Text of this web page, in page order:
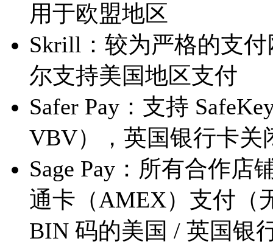
用于欧盟地区
Skrill：较为严格的支
尔支持美国地区支付
Safer Pay：支持
VBV），英国银行卡关
Sage Pay：所有合作
通卡（AMEX）支付（
BIN 码的美国 / 英国银